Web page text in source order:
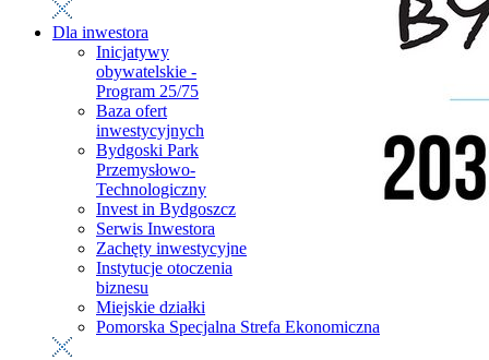
Dla inwestora
Inicjatywy
obywatelskie -
Program 25/75
Baza ofert
inwestycyjnych
Bydgoski Park
Przemysłowo-
Technologiczny
Invest in Bydgoszcz
Serwis Inwestora
Zachęty inwestycyjne
Instytucje otoczenia
biznesu
Miejskie działki
Pomorska Specjalna Strefa Ekonomiczna